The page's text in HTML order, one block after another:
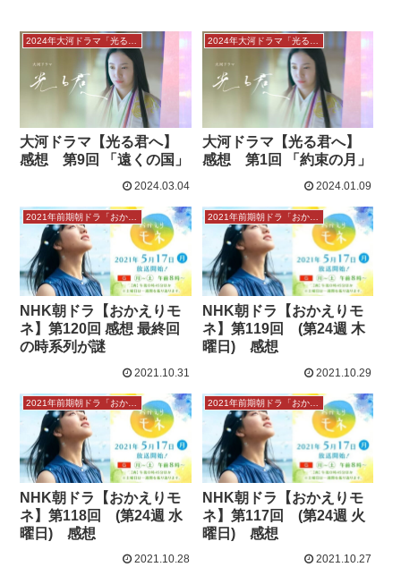
2024年大河ドラマ「光る君へ」感想
大河ドラマ【光る君へ】
感想 第9回 「遠くの国」
2024.03.04
2024年大河ドラマ「光る君へ」感想
大河ドラマ【光る君へ】
感想 第1回 「約束の月」
2024.01.09
2021年前期朝ドラ「おかえりモネ」感想
NHK朝ドラ【おかえりモ
ネ】第120回 感想 最終回
の時系列が謎
2021.10.31
NHK朝ドラ【おかえりモ
ネ】第119回 (第24週 木
曜日) 感想
2021.10.29
2021年前期朝ドラ「おかえりモネ」感想
NHK朝ドラ【おかえりモ
ネ】第118回 (第24週 水
曜日) 感想
2021.10.28
2021年前期朝ドラ「おかえりモネ」感想
NHK朝ドラ【おかえりモ
ネ】第117回 (第24週 火
曜日) 感想
2021.10.27